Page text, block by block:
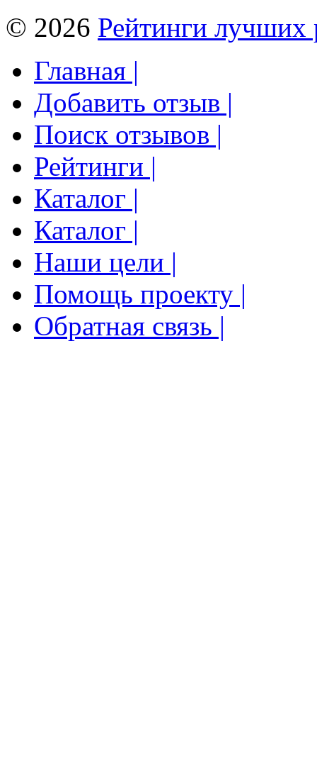
© 2026 Рейтинги лучших
Главная |
Добавить отзыв |
Поиск отзывов |
Рейтинги |
Каталог |
Каталог |
Наши цели |
Помощь проекту |
Обратная связь |